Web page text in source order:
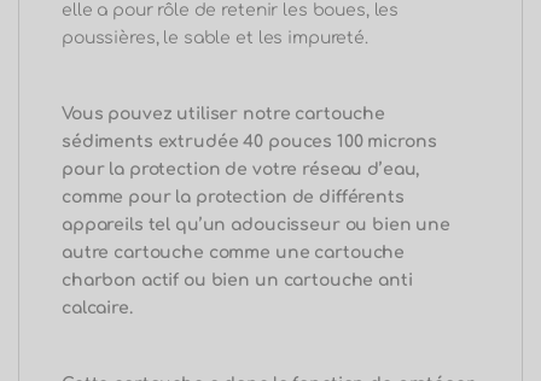
elle a pour rôle de retenir les boues, les
poussières, le sable et les impureté.
Vous pouvez utiliser notre cartouche
sédiments extrudée 40 pouces 100 microns
pour la protection de votre réseau d’eau,
comme pour la protection de différents
appareils tel qu’un adoucisseur ou bien une
autre cartouche comme une cartouche
charbon actif ou bien un cartouche anti
calcaire.